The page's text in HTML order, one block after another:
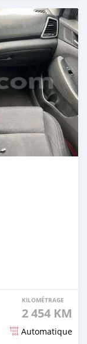
KILOMÉTRAGE
2 454 KM
Automatique